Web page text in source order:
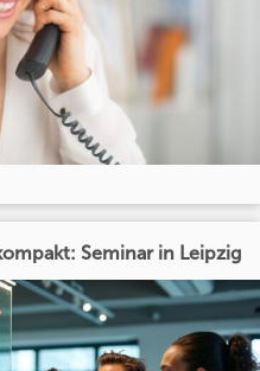
Seminar in Leipzig